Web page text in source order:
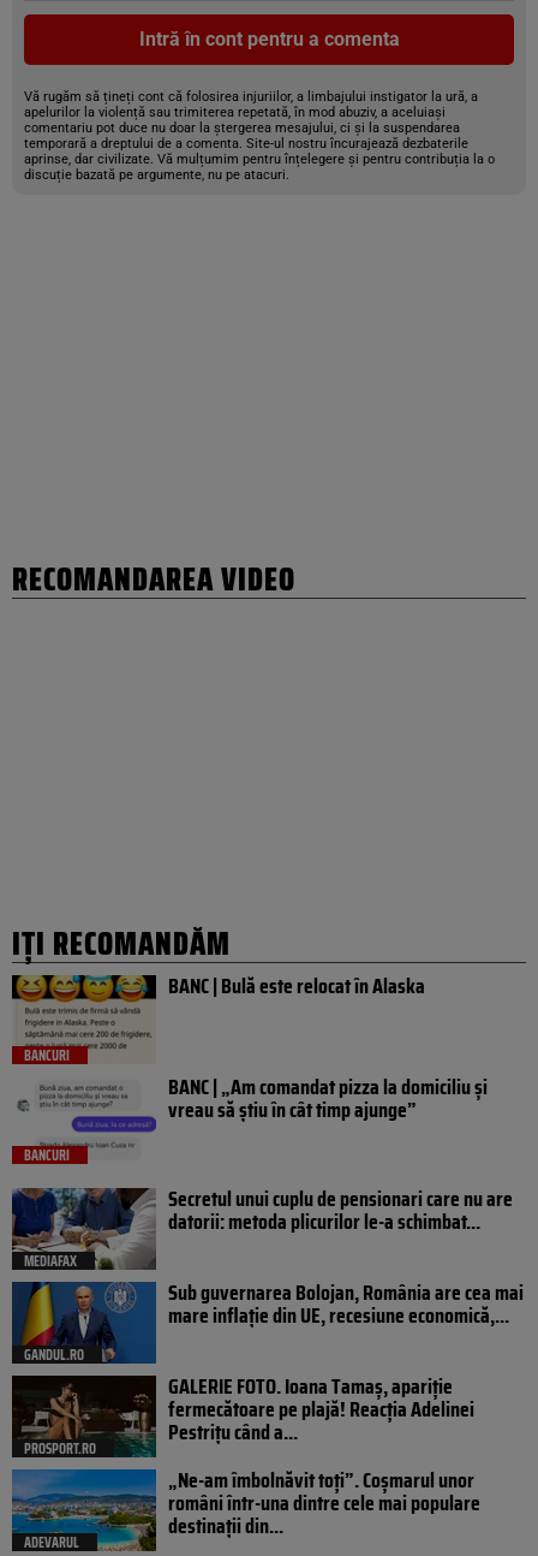
Intră în cont pentru a comenta
Vă rugăm să țineți cont că folosirea injuriilor, a limbajului instigator la ură, a
apelurilor la violență sau trimiterea repetată, în mod abuziv, a aceluiași
comentariu pot duce nu doar la ștergerea mesajului, ci și la suspendarea
temporară a dreptului de a comenta. Site-ul nostru încurajează dezbaterile
aprinse, dar civilizate. Vă mulțumim pentru înțelegere și pentru contribuția la o
discuție bazată pe argumente, nu pe atacuri.
RECOMANDAREA VIDEO
IȚI RECOMANDĂM
BANCURI
BANC | Bulă este relocat în Alaska
BANCURI
BANC | „Am comandat pizza la domiciliu și
vreau să știu în cât timp ajunge”
MEDIAFAX
Secretul unui cuplu de pensionari care nu are
datorii: metoda plicurilor le-a schimbat...
GANDUL.RO
Sub guvernarea Bolojan, România are cea mai
mare inflație din UE, recesiune economică,...
PROSPORT.RO
GALERIE FOTO. Ioana Tamaş, apariție
fermecătoare pe plajă! Reacția Adelinei
Pestrițu când a...
ADEVARUL
„Ne-am îmbolnăvit toți”. Coșmarul unor
români într-una dintre cele mai populare
destinații din...